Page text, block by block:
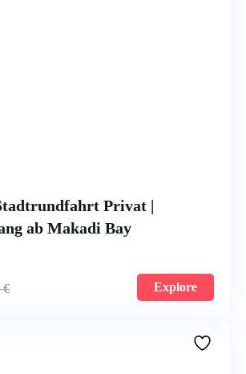
Privat |
ab Makadi Bay
€ Explore